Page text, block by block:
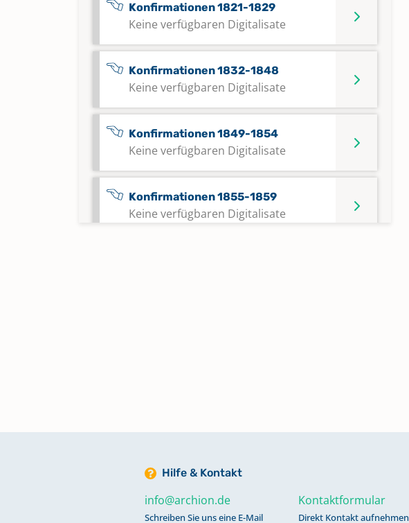
Konfirmationen 1821-1829
Keine verfügbaren Digitalisate
Konfirmationen 1832-1848
Keine verfügbaren Digitalisate
Konfirmationen 1849-1854
Keine verfügbaren Digitalisate
Konfirmationen 1855-1859
Keine verfügbaren Digitalisate
Namensverzeichnisse Bestattungen
Namensverzeichnisse Bestattungen
1801-1817
Hilfe & Kontakt
info@archion.de
Schreiben Sie uns eine E-Mail
Kontaktformular
Direkt Kontakt aufnehmen